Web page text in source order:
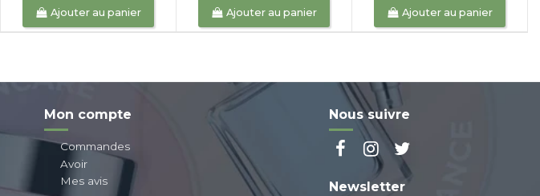
Ajouter au panier Ajouter au panier Ajouter au panier
Mon compte
Commandes
Avoir
Mes avis
Nous suivre
Newsletter